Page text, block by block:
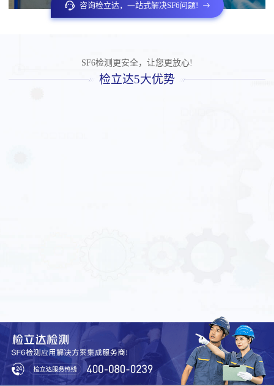
咨询检立达，一站式解决SF6问题!
SF6检测更安全，让您更放心!
检立达5大优势